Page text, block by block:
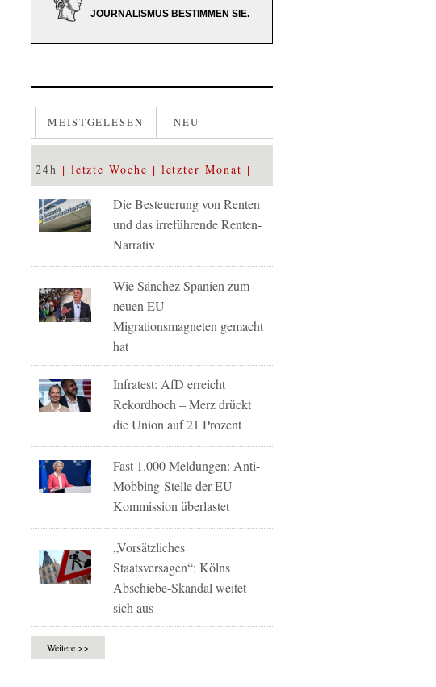
JOURNALISMUS BESTIMMEN SIE.
MEISTGELESEN NEU
24h letzte Woche letzter Monat
Die Besteuerung von Renten
und das irreführende Renten-
Narrativ
Wie Sánchez Spanien zum
neuen EU-
Migrationsmagneten gemacht
hat
Infratest: AfD erreicht
Rekordhoch – Merz drückt
die Union auf 21 Prozent
Fast 1.000 Meldungen: Anti-
Mobbing-Stelle der EU-
Kommission überlastet
„Vorsätzliches
Staatsversagen“: Kölns
Abschiebe-Skandal weitet
sich aus
Weitere >>